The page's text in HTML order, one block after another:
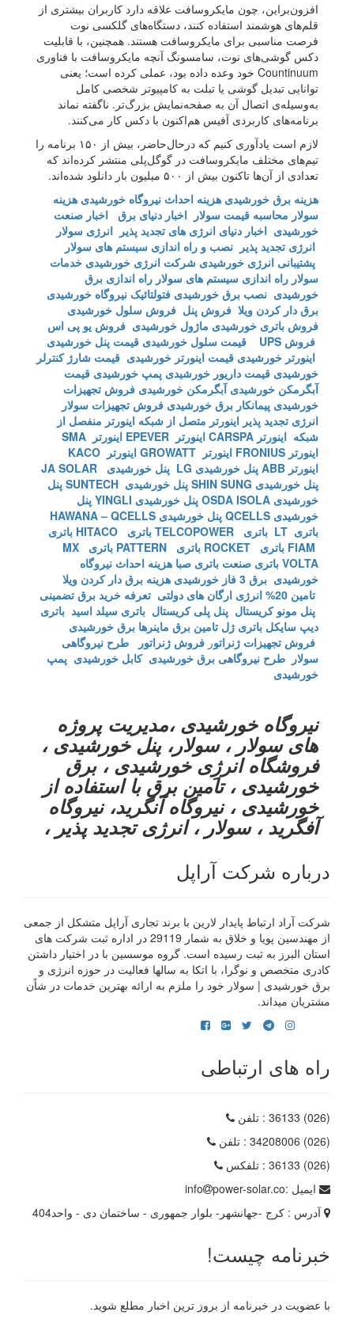
افزون‌براین، چون مایکروسافت علاقه دارد کاربران بیشتری از
قلم‌های هوشمند استفاده کنند، دستگاه‌های گلکسی نوت
فرصت مناسبی برای مایکروسافت هستند. همچنین، با قابلیت
دکس گوشی‌های نوت، سامسونگ آنچه مایکروسافت با فناوری
Countinuum خود وعده داده بود، عملی کرده است؛ یعنی
توانایی تبدیل گوشی یا تبلت به کامپیوتر شخصی کامل
به‌وسیله‌ی اتصال آن به صفحه‌نمایش بزرگ‌تر. ناگفته نماند
برنامه‌های کاربردی آفیس هم‌اکنون با دکس کار می‌کنند.
لازم است یادآوری کنیم که در‌حال‌حاضر، بیش از ۱۵۰ برنامه‌ را
تیم‌های مختلف مایکروسافت در گوگل‌پلی منتشر کرده‌اند که
تعدادی از آن‌ها تاکنون بیش از ۵۰۰ میلیون بار دانلود شده‌اند.
هزینه برق خورشیدی هزینه احداث نیروگاه خورشیدی هزینه
سولار محاسبه قیمت سولار اخبار دنیای برق اخبار صنعت
خورشیدی اخبار دنیای انرژی های تجدید پذیر انرژی سولار
انرژی تجدید پذیر نصب و راه اندازی سیستم های سولار
پشتیبانی انرژی خورشیدی شرکت انرژی خورشیدی خدمات
سولار راه اندازی سیستم های سولار راه اندازی برق
خورشیدی نصب برق خورشیدی فتولتائیک نیروگاه خورشیدی
برق دار کردن ویلا فروش پنل فروش سلول خورشیدی
فروش باتری خورشیدی ماژول خورشیدی فروش یو پی اس
فروش UPS
قیمت سلول خورشیدی قیمت پنل خورشیدی
اینورتر خورشیدی قیمت اینورتر خورشیدی قیمت شارژ کنترلر
خورشیدی قیمت داریور خورشیدی پمپ خورشیدی قیمت
آبگرمکن خورشیدی آبگرمکن خورشیدی فروش تجهیزات
خورشیدی پیمانکار برق خورشیدی فروش تجهیزات سولار
انرژی تجدید پذیر اینورتر متصل از شبکه اینورتر منفصل از
شبکه اینورتر CARSPA اینورتر EPEVER
اینورتر SMA
اینورتر FRONIUS
اینورتر GROWATT
اینورتر KACO
اینورتر ABB
پنل خورشیدی LG
پنل خورشیدی JA SOLAR
پنل خورشیدی SHIN SUNG
پنل خورشیدی SUNTECH
پنل
خورشیدی OSDA ISOLA
پنل خورشیدی YINGLI
پنل
خورشیدی QCELLS
پنل خورشیدی HAWANA – QCELLS
باتری LT
باتری TELCOPOWER باتری HITACO
باتری
باتری ROCKET باتری PATTERN
باتری MX
VOLTA باتری صنعت باتری صبا هزینه احداث نیروگاه
خورشیدی برق 3 فاز خورشیدی
هزینه برق دار کردن ویلا
تامین 20% انرژی ارگان های دولتی
تعرفه خرید برق تضمینی
پنل مونو کریستال پنل پلی کریستال باتری سیلد اسید باتری
دیپ سایکل باتری ژل تامین برق ماینرها برق خورشیدی
فروش تجهیزات ژنراتور فروش ژنراتور
طرح نیروگاهی
سولار طرح نیروگاهی برق خورشیدی کابل خورشیدی پمپ
خورشیدی
نیروگاه خورشیدی ،مدیریت پروژه
های سولار ، سولار، پنل خورشیدی ،
فروشگاه انرژِی خورشیدی ، برق
خورشیدی ، تامین برق با استفاده از
خورشیدی ، نیروگاه آنگرید، نیروگاه
آفگرید ، سولار ، انرژی تجدید پذیر ،
درباره شرکت آراپل
شرکت آراد ارتباط پایدار لارین با برند تجاری آراپل متشکل از جمعی
از مهندسین پویا و خلاق به شمار 29119 در اداره ثبت شرکت های
استان البرز به ثبت رسیده است. گروه موسسین با در اختیار داشتن
کادری متخصص و نوگرا، با اتکا به سالها فعالیت در حوزه انرژی و
برق خورشیدی | سولار خود را ملزم به ارائه بهترین خدمات در شاًن
مشتریان میداند.
راه های ارتباطی
(026) 36133
: تلفن
(026) 34208006
: تلفن
(026) 36133
: تلفکس
ایمیل :
info
power-solar.co
آدرس : کرج -جهانشهر- بلوار جمهوری - ساختمان دی - واحد404
خبرنامه چیست!
با عضویت در خبرنامه از بروز ترین اخبار مطلع شوید.